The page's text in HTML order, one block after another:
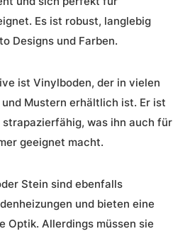
Es ist robust, langlebig
Designs und Farben.
ist Vinylboden, der in vielen
Mustern erhältlich ist. Er ist
was ihn auch für
geeignet macht.
Stein sind ebenfalls
und bieten eine
Optik. Allerdings müssen sie